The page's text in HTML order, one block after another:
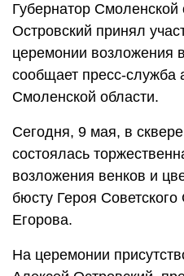
Губернатор Смоленской
Островский принял
церемонии возложения
сообщает пресс-служба
Смоленской области.
Сегодня, 9 мая, в
состоялась
возложения венков и
бюсту Героя
Егорова.
На церемонии